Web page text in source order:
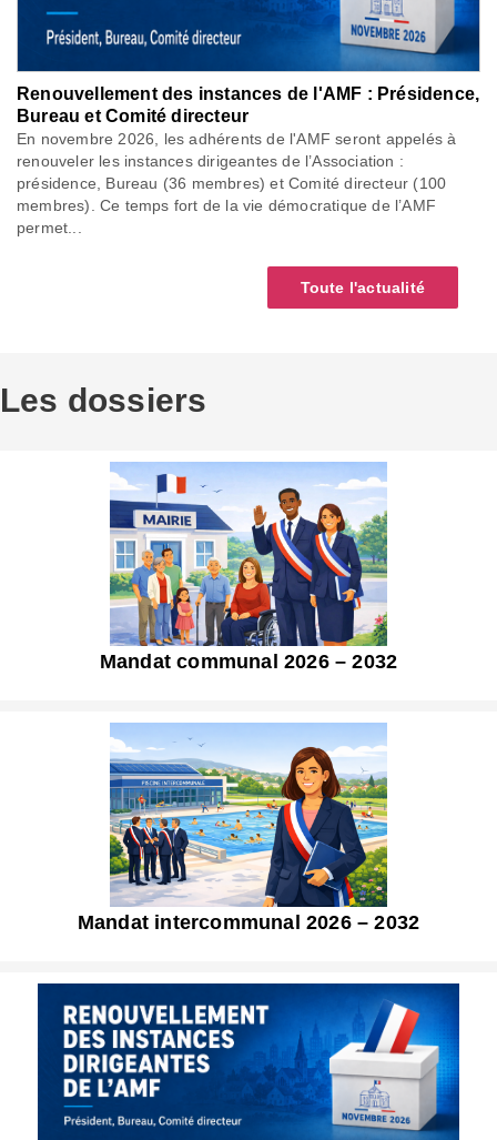
Renouvellement des instances de l'AMF : Présidence,
Bureau et Comité directeur
En novembre 2026, les adhérents de l'AMF seront appelés à
renouveler les instances dirigeantes de l’Association :
présidence, Bureau (36 membres) et Comité directeur (100
membres). Ce temps fort de la vie démocratique de l’AMF
permet...
Toute l'actualité
Les dossiers
Mandat communal 2026 – 2032
Mandat intercommunal 2026 – 2032